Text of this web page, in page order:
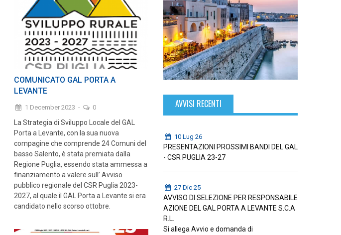
COMUNICATO GAL PORTA A
LEVANTE
1 December 2023 - 0
La Strategia di Sviluppo Locale del GAL
Porta a Levante, con la sua nuova
compagine che comprende 24 Comuni del
basso Salento, è stata premiata dalla
Regione Puglia, essendo stata ammessa a
finanziamento a valere sull’ Avviso
pubblico regionale del CSR Puglia 2023-
2027, al quale il GAL Porta a Levante si era
candidato nello scorso ottobre.
AVVISI RECENTI
10 Lug 26
PRESENTAZIONI PROSSIMI BANDI DEL GAL
- CSR PUGLIA 23-27
27 Dic 25
AVVISO DI SELEZIONE PER RESPONSABILE
AZIONE DEL GAL PORTA A LEVANTE S.C.A
R.L.
Si allega Avvio e domanda di